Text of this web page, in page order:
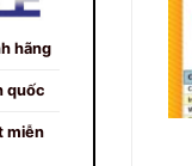
hãng
quốc
miễn